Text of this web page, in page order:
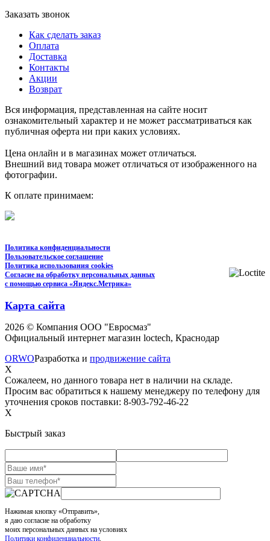
Заказать звонок
Как сделать заказ
Оплата
Доставка
Контакты
Акции
Возврат
Вся информация, представленная на сайте носит
ознакомительный характер и не может рассматриваться как
публичная оферта ни при каких условиях.
Цена онлайн и в магазинах может отличаться.
Внешний вид товара может отличаться от изображенного на
фотографии.
К оплате принимаем:
Политика конфиденциальности
Пользовательское соглашение
Политика использования cookies
Согласие на обработку персональных данных
с помощью сервиса «Яндекс.Метрика»
Карта сайта
2026 © Компания ООО "Евросмаз"
Официальный интернет магазин loctech, Краснодар
ORWOРазработка и продвижение сайта
X
Сожалеем, но данного товара нет в наличии на складе.
Просим вас обратиться к нашему менеджеру по телефону для
уточнения сроков поставки: 8-903-792-46-22
X
Быстрый заказ
Нажимая кнопку «Отправить»,
я даю согласие на обработку
моих персональных данных на условиях
Политики конфиденциальности